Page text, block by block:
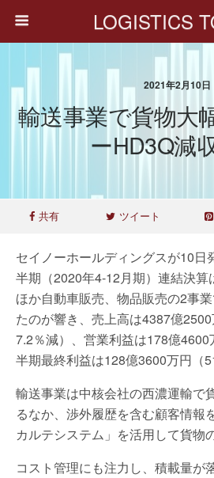
LOGISTICS
2021年2月10日
輸送事業で貨物大
ーHD3Q減
共有 ツイート
セイノーホールディングスが10日
半期（2020年4-12月期）連結決
ほか自動車販売、物品販売の2事
たのが響き、売上高は4387億
7.2％減）、営業利益は178億
半期最終利益は128億3600万円（
輸送事業は中核会社の西濃運輸で
るなか、渉外履歴を含む顧客情報
カルテシステム」を活用して貨物
コスト管理にも注力し、積載量が